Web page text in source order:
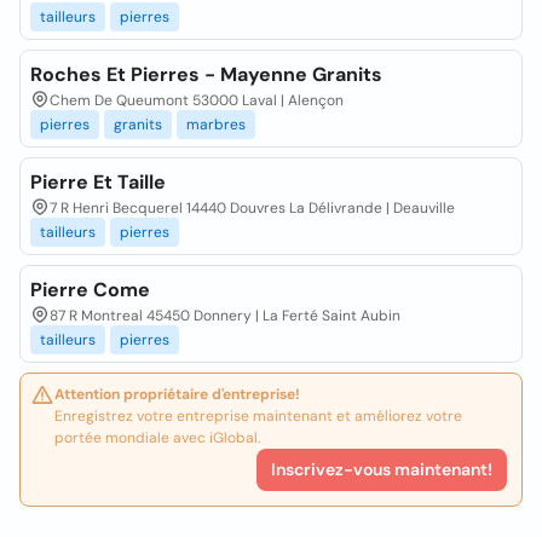
tailleurs
pierres
Roches Et Pierres - Mayenne Granits
Chem De Queumont 53000 Laval | Alençon
pierres
granits marbres
Pierre Et Taille
7 R Henri Becquerel 14440 Douvres La Délivrande | Deauville
tailleurs
pierres
Pierre Come
87 R Montreal 45450 Donnery | La Ferté Saint Aubin
tailleurs
pierres
Attention propriétaire d'entreprise!
Enregistrez votre entreprise maintenant et améliorez votre
portée mondiale avec iGlobal.
Inscrivez-vous maintenant!